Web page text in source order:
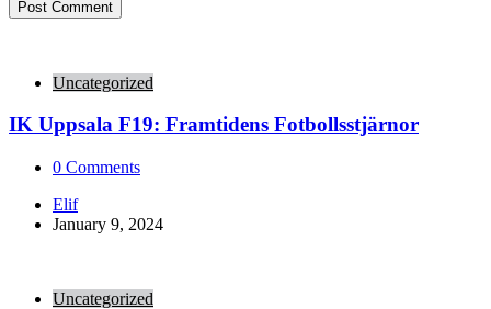
Uncategorized
IK Uppsala F19: Framtidens Fotbollsstjärnor
0 Comments
Posted
by
Elif
January 9, 2024
Uncategorized